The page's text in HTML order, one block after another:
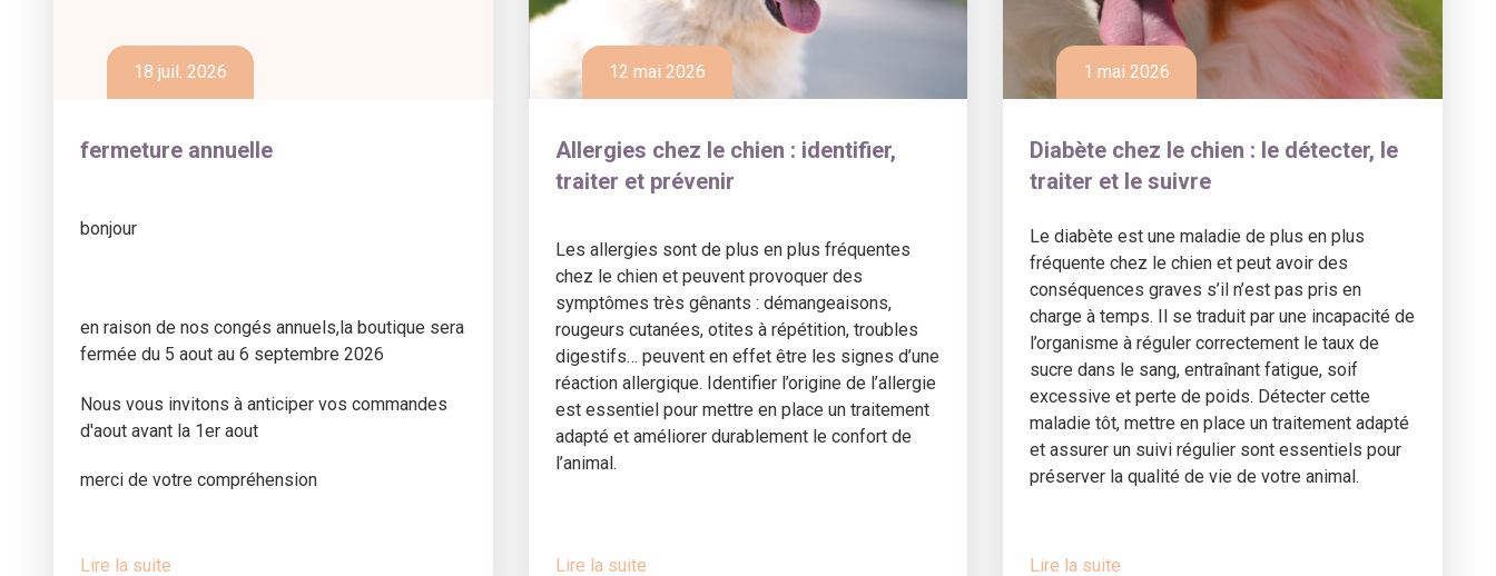
18 juil. 2026
fermeture annuelle
bonjour
en raison de nos congés annuels,la boutique sera
fermée du 5 aout au 6 septembre 2026
Nous vous invitons à anticiper vos commandes
d'aout avant la 1er aout
merci de votre compréhension
Lire la suite
12 mai 2026
Allergies chez le chien : identifier,
traiter et prévenir
Les allergies sont de plus en plus fréquentes
chez le chien et peuvent provoquer des
symptômes très gênants : démangeaisons,
rougeurs cutanées, otites à répétition, troubles
digestifs… peuvent en effet être les signes d’une
réaction allergique. Identifier l’origine de l’allergie
est essentiel pour mettre en place un traitement
adapté et améliorer durablement le confort de
l’animal.
Lire la suite
1 mai 2026
Diabète chez le chien : le détecter, le
traiter et le suivre
Le diabète est une maladie de plus en plus
fréquente chez le chien et peut avoir des
conséquences graves s’il n’est pas pris en
charge à temps. Il se traduit par une incapacité de
l’organisme à réguler correctement le taux de
sucre dans le sang, entraînant fatigue, soif
excessive et perte de poids. Détecter cette
maladie tôt, mettre en place un traitement adapté
et assurer un suivi régulier sont essentiels pour
préserver la qualité de vie de votre animal.
Lire la suite